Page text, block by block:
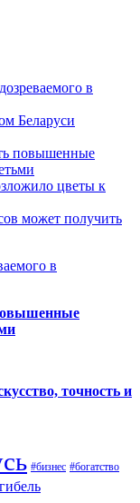
в
Беларуси
повышенные
цветы к
может получить
в
точность и
#бизнес #богатство